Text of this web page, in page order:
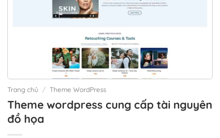
Trang chủ / Theme WordPress
Theme wordpress cung cấp tài nguyên
đồ họa